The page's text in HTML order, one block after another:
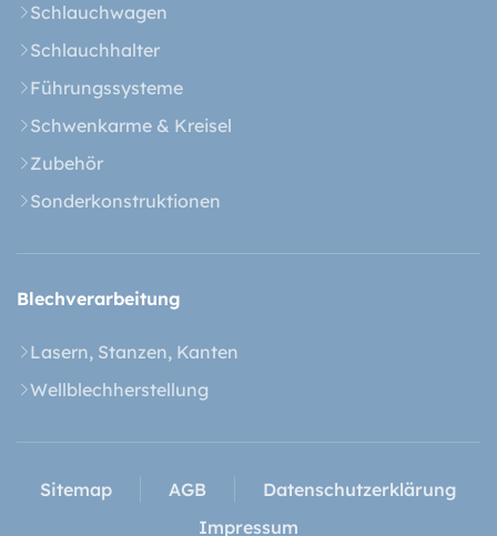
Schlauchwagen
Schlauchhalter
Führungssysteme
Schwenkarme & Kreisel
Zubehör
Sonderkonstruktionen
Blech­verarbeitung
Lasern, Stanzen, Kanten
Wellblechherstellung
Sitemap AGB
Datenschutzerklärung
Impressum